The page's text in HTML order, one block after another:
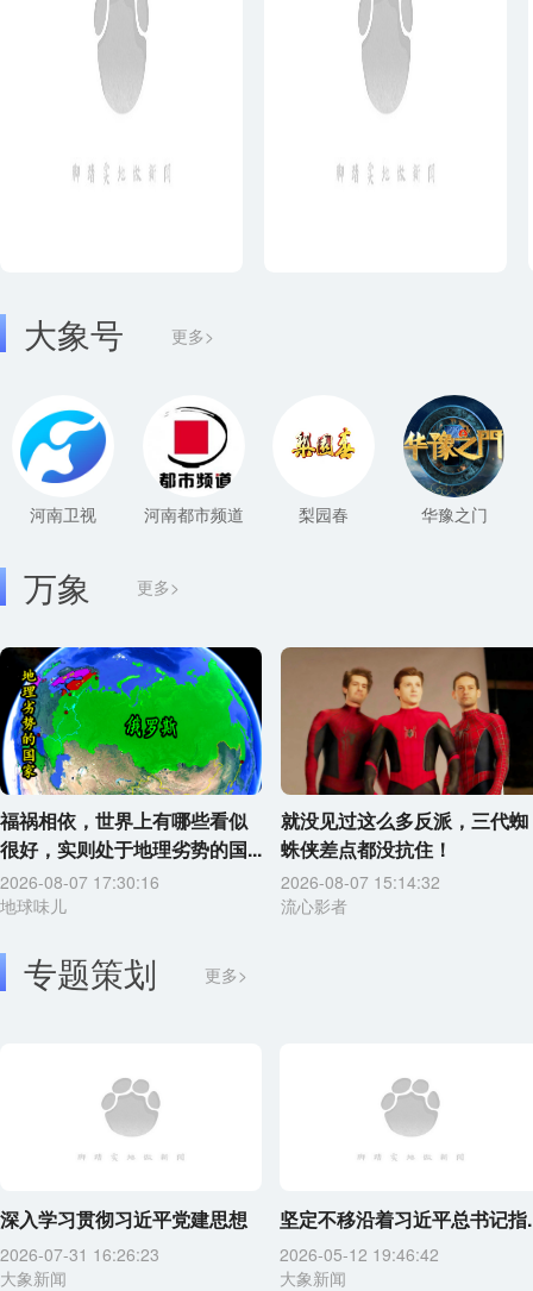
大象号 更多>
河南卫视 河南都市频道 梨园春 华豫之门
更多>
万象
福祸相依，世界上有哪些看似
很好，实则处于地理劣势的国...
2026-08-07 17:30:16
地球味儿
就没见过这么多反派，三代蜘
蛛侠差点都没抗住！
2026-08-07 15:14:32
流心影者
专题策划 更多>
深入学习贯彻习近平党建思想
2026-07-31 16:26:23
大象新闻
坚定不移沿着习近平总书记指
2026-05-12 19:46:42
大象新闻